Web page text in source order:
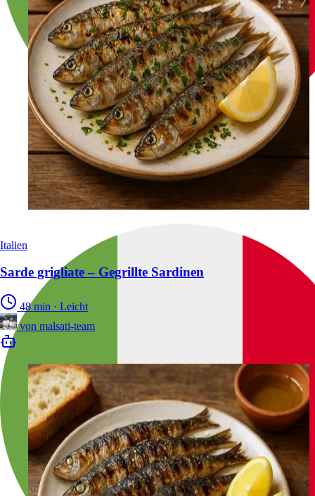
Italien
Sarde grigliate – Gegrillte Sardinen
48 min · Leicht
von malsati-team